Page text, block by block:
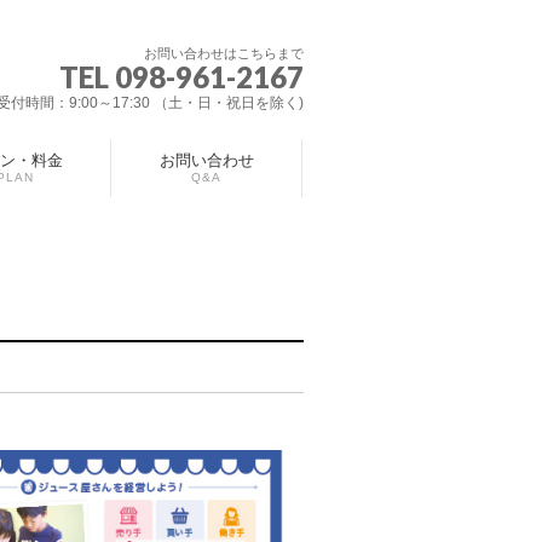
お問い合わせはこちらまで
TEL 098-961-2167
付時間：9:00～17:30 （土・日・祝日を除く)
・料金 お問い合わせ
Q&A